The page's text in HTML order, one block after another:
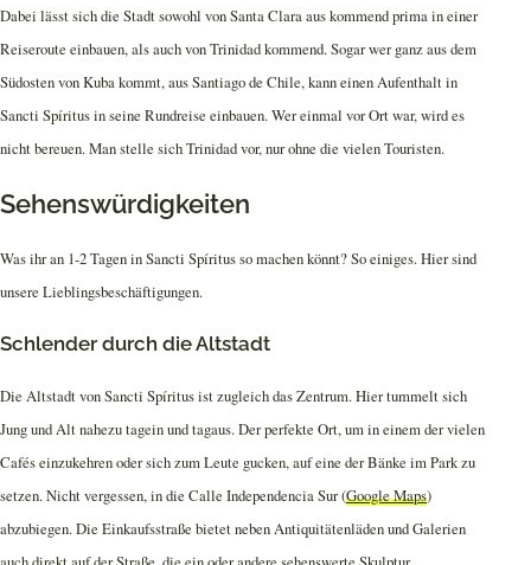
Dabei lässt sich die Stadt sowohl von Santa Clara aus kommend prima in einer
Reiseroute einbauen, als auch von Trinidad kommend. Sogar wer ganz aus dem
Südosten von Kuba kommt, aus Santiago de Chile, kann einen Aufenthalt in
Sancti Spíritus in seine Rundreise einbauen. Wer einmal vor Ort war, wird es
nicht bereuen. Man stelle sich Trinidad vor, nur ohne die vielen Touristen.
Sehenswürdigkeiten
Was ihr an 1-2 Tagen in Sancti Spíritus so machen könnt? So einiges. Hier sind
unsere Lieblingsbeschäftigungen.
Schlender durch die Altstadt
Die Altstadt von Sancti Spíritus ist zugleich das Zentrum. Hier tummelt sich
Jung und Alt nahezu tagein und tagaus. Der perfekte Ort, um in einem der vielen
Cafés einzukehren oder sich zum Leute gucken, auf eine der Bänke im Park zu
setzen. Nicht vergessen, in die Calle Independencia Sur (Google Maps)
abzubiegen. Die Einkaufsstraße bietet neben Antiquitätenläden und Galerien